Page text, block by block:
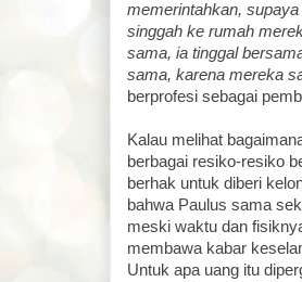
memerintahkan,
singgah ke rumah
sama, ia tinggal
sama, karena mereka
berprofesi sebagai
Kalau melihat
berbagai resiko-resiko
berhak untuk diberi
bahwa Paulus sama
meski waktu dan
membawa kabar
Untuk apa uang itu